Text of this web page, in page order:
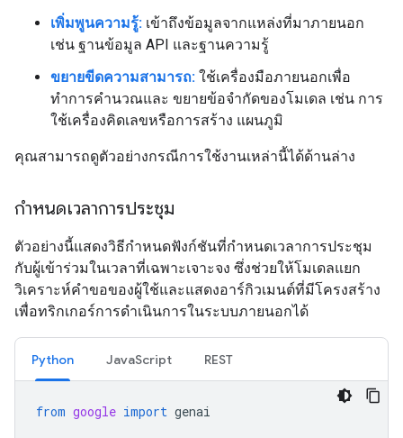
เพิ่มพูนความรู้: เข้าถึงข้อมูลจากแหล่งที่มาภายนอก
เช่น ฐานข้อมูล API และฐานความรู้
ขยายขีดความสามารถ: ใช้เครื่องมือภายนอกเพื่อ
ทำการคำนวณและ ขยายข้อจำกัดของโมเดล เช่น การ
ใช้เครื่องคิดเลขหรือการสร้าง แผนภูมิ
คุณสามารถดูตัวอย่างกรณีการใช้งานเหล่านี้ได้ด้านล่าง
กำหนดเวลาการประชุม
ตัวอย่างนี้แสดงวิธีกำหนดฟังก์ชันที่กำหนดเวลาการประชุม
กับผู้เข้าร่วมในเวลาที่เฉพาะเจาะจง ซึ่งช่วยให้โมเดลแยก
วิเคราะห์คำขอของผู้ใช้และแสดงอาร์กิวเมนต์ที่มีโครงสร้าง
เพื่อทริกเกอร์การดำเนินการในระบบภายนอกได้
Python JavaScript REST
from google import genai